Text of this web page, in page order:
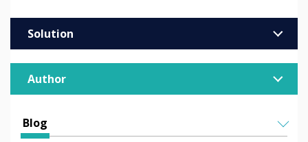
Solution
HEFE
Author
Blog